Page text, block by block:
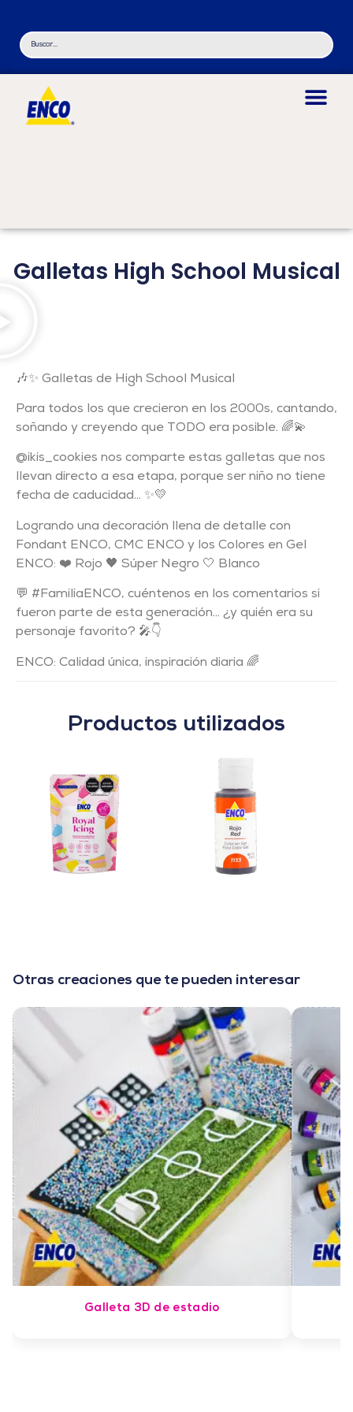
Galletas High School Musical
🎶✨ Galletas de High School Musical
Para todos los que crecieron en los 2000s, cantando,
soñando y creyendo que TODO era posible. 🌈💫
@ikis_cookies nos comparte estas galletas que nos
llevan directo a esa etapa, porque ser niño no tiene
fecha de caducidad… ✨💛
Logrando una decoración llena de detalle con
Fondant ENCO, CMC ENCO y los Colores en Gel
ENCO: ❤️ Rojo 🖤 Súper Negro 🤍 Blanco
💬 #FamiliaENCO, cuéntenos en los comentarios si
fueron parte de esta generación… ¿y quién era su
personaje favorito? 🎤👇
ENCO: Calidad única, inspiración diaria 🌈
Productos utilizados
Otras creaciones que te pueden interesar
Galleta 3D de estadio